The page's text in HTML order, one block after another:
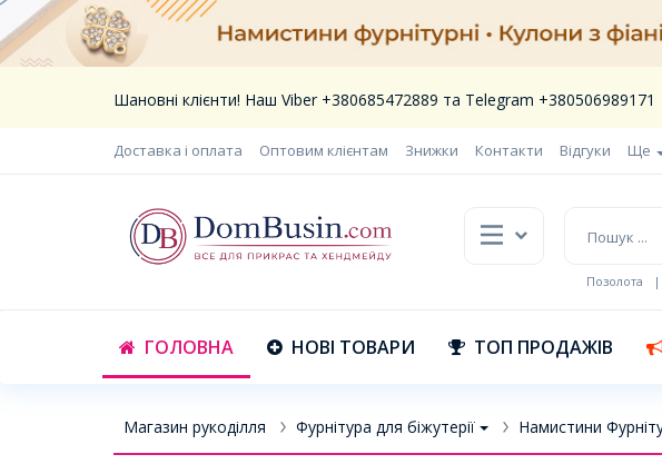
Шановні клієнти! Наш Viber +380685472889 та Telegram +380506989171
Доставка і оплата Оптовим клієнтам Знижки Контакти Відгуки Ще
Позолота |
ГОЛОВНА НОВІ ТОВАРИ ТОП ПРОДАЖІВ
Магазин рукоділля Фурнітура для біжутерії Намистини